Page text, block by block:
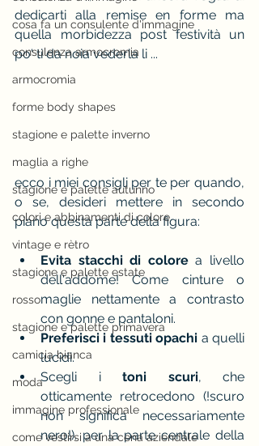
cosa fa un consulente d'immagine
consulenza armocromia
armocromia
forme body shapes
stagione e palette inverno
maglia a righe
stagione e palette autunno
colori e abbinamenti di colore
vintage e rètro
stagione e palette estate
rosso
stagione e palette primavera
camicia bianca
moda
immagine professionale
come vestirsi a una cena aziendale
dedicarti alla remise en forme ma
quella morbidezza post festività un
po' ti da noia vederla li ...
ecco i miei consigli per te per quando,
o se, desideri mettere in secondo
piano questa parte della figura:
Evita stacchi di colore a livello
dell'addome! Come cinture o
maglie nettamente a contrasto
con gonne e pantaloni.
Preferisci i tessuti opachi a quelli
lucidi.
Scegli i toni scuri, che
otticamente retrocedono (!scuro
non significa necessariamente
nero!). per la parte centrale della